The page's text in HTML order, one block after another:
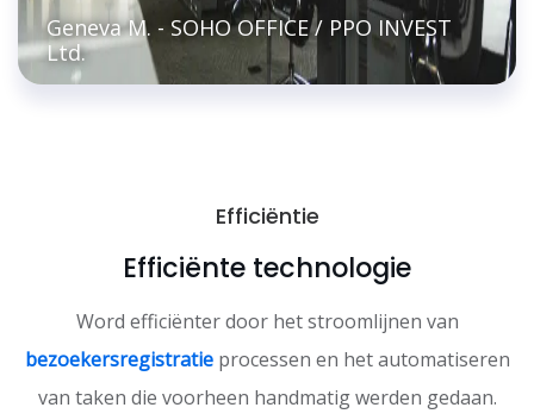
Geneva M. - SOHO OFFICE / PPO INVEST
Ltd.
Efficiëntie
Efficiënte technologie
Word efficiënter door het stroomlijnen van
bezoekersregistratieprocessen en het automatiseren
van taken die voorheen handmatig werden gedaan.